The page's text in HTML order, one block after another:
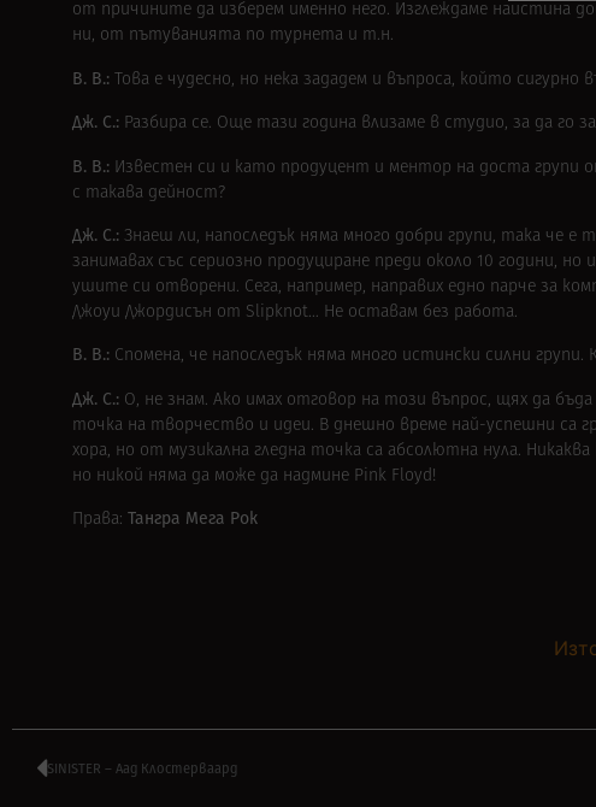
от причините да изберем именно него. Изглеждаме наистина
ни, от пътуванията по турнета и т.н.
В. В.: Това е чудесно, но нека зададем и въпроса, който
Дж. С.: Разбира се. Още тази година влизаме в студио, за да
В. В.: Известен си и като продуцент и ментор на доста групи
с такава дейност?
Дж. С.: Знаеш ли, напоследък няма много добри групи, така че е
занимавах със сериозно продуциране преди около 10 години,
ушите си отворени. Сега, например, направих едно парче за
Джоуи Джордисън от Slipknot… Не оставам без работа.
В. В.: Спомена, че напоследък няма много истински силни групи.
Дж. С.: О, не знам. Ако имах отговор на този въпрос, щях да
точка на творчество и идеи. В днешно време най-успешни са
хора, но от музикална гледна точка са абсолютна нула.
но никой няма да може да надмине Pink Floyd!
Права: Тангра Мега Рок
SINISTER – Аад Клостерваард